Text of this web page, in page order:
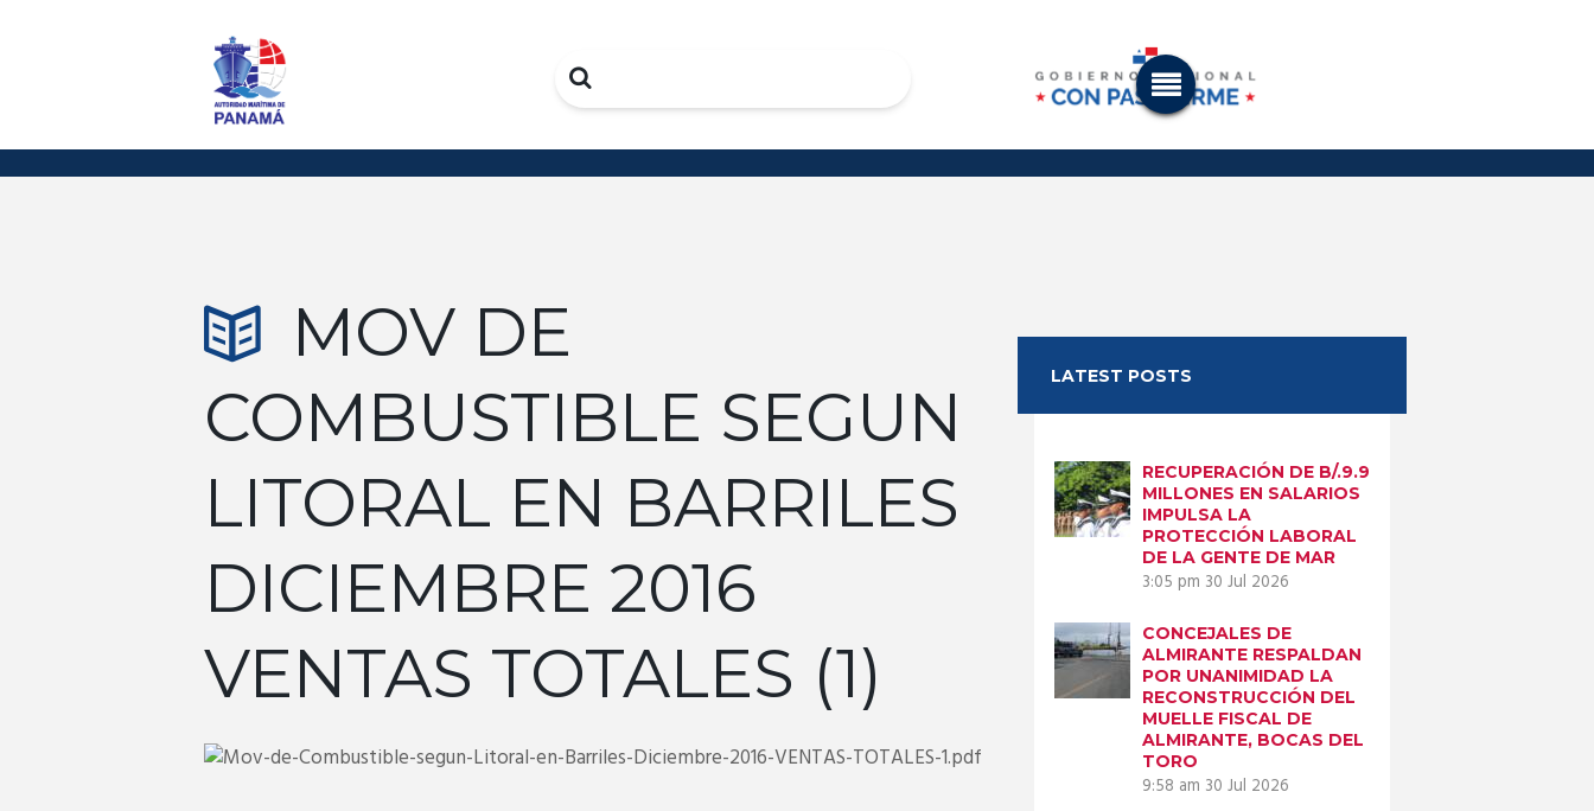
Search
MOV DE
COMBUSTIBLE SEGUN
LITORAL EN BARRILES
DICIEMBRE 2016
VENTAS TOTALES (1)
LATEST POSTS
RECUPERACIÓN DE B/.9.9
MILLONES EN SALARIOS
IMPULSA LA
PROTECCIÓN LABORAL
DE LA GENTE DE MAR
3:05 pm 30 Jul 2026
CONCEJALES DE
ALMIRANTE RESPALDAN
POR UNANIMIDAD LA
RECONSTRUCCIÓN DEL
MUELLE FISCAL DE
ALMIRANTE, BOCAS DEL
TORO
9:58 am 30 Jul 2026